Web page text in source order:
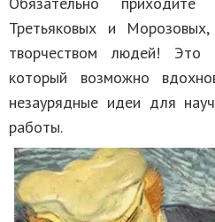
Третьяковых и
творчеством людей! Это
который возможно
незаурядные идеи для
работы.